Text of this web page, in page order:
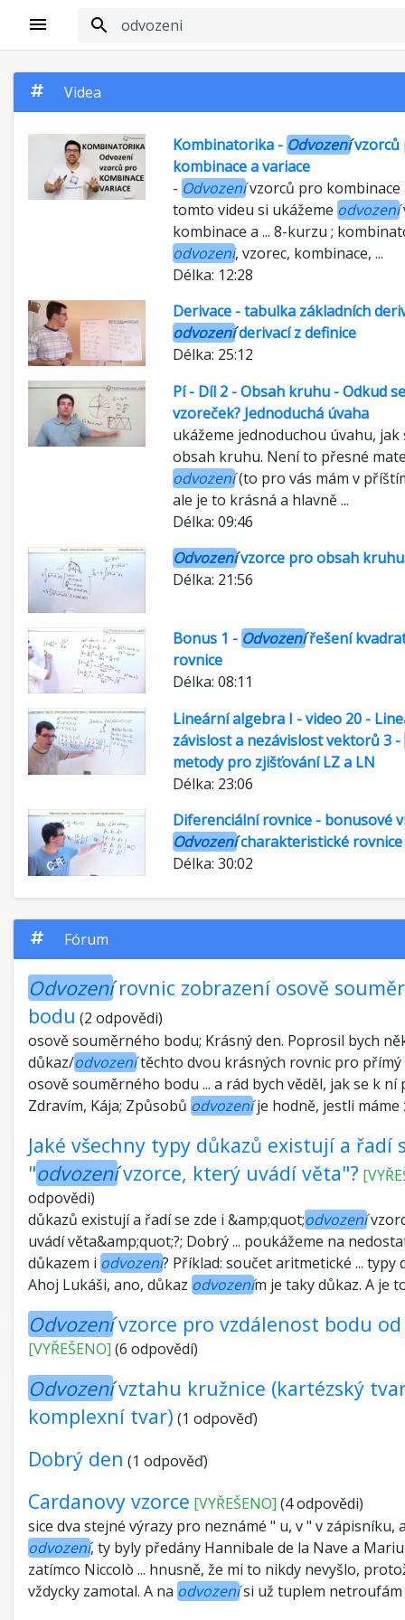
Videa
Kombinatorika - Odvozenívzorců
kombinace a variace
- Odvozenívzorců pro kombinace
tomto videu si ukážeme odvození
kombinace a ... 8-kurzu ;
odvozeni, vzorec, kombinace, ...
Délka: 12:28
Derivace - tabulka základních
odvozeníderivací z definice
Délka: 25:12
Pí - Díl 2 - Obsah kruhu - Odkud
vzoreček? Jednoduchá úvaha
ukážeme jednoduchou úvahu,
obsah kruhu. Není to přesné
odvození(to pro vás mám v
ale je to krásná a hlavně ...
Délka: 09:46
Odvozenívzorce pro obsah kruhu
Délka: 21:56
Bonus 1 - Odvozenířešení
rovnice
Délka: 08:11
Lineární algebra I - video 20 -
závislost a nezávislost vektorů 3 -
metody pro zjišťování LZ a LN
Délka: 23:06
Diferenciální rovnice - bonusové
Odvozenícharakteristické rovnice
Délka: 30:02
Fórum
Odvozenírovnic zobrazení osově
bodu (2 odpovědi)
osově souměrného bodu; Krásný den. Poprosil bych
důkaz/odvozenítěchto dvou krásných rovnic pro přímý
osově souměrného bodu ... a rád bych věděl, jak se k ní
Zdravím, Kája; Způsobů odvozeníje hodně, jestli máme
Jaké všechny typy důkazů existují a řadí
"odvozenívzorce, který uvádí věta"?
odpovědi)
důkazů existují a řadí se zde i &amp;quot;odvození
uvádí věta&amp;quot;?; Dobrý ... poukážeme na
důkazem i odvození? Příklad: součet aritmetické ... typy
Ahoj Lukáši, ano, důkaz odvozením je taky důkaz. A je
Odvozenívzorce pro vzdálenost bodu
[VYŘEŠENO] (6 odpovědí)
Odvozenívztahu kružnice (kartézský
komplexní tvar) (1 odpověď)
Dobrý den (1 odpověď)
Cardanovy vzorce [VYŘEŠENO] (4 odpovědi)
sice dva stejné výrazy pro neznámé " u, v " v zápisníku,
odvození, ty byly předány Hannibale de la Nave a
zatímco Niccolò ... hnusně, že mi to nikdy nevyšlo,
vždycky zamotal. A na odvozenísi už tuplem netroufám